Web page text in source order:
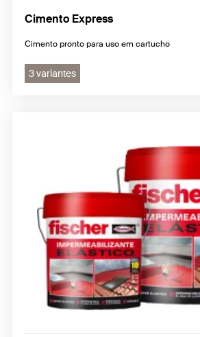
Cimento Express
Cimento pronto para uso em cartucho
3 variantes